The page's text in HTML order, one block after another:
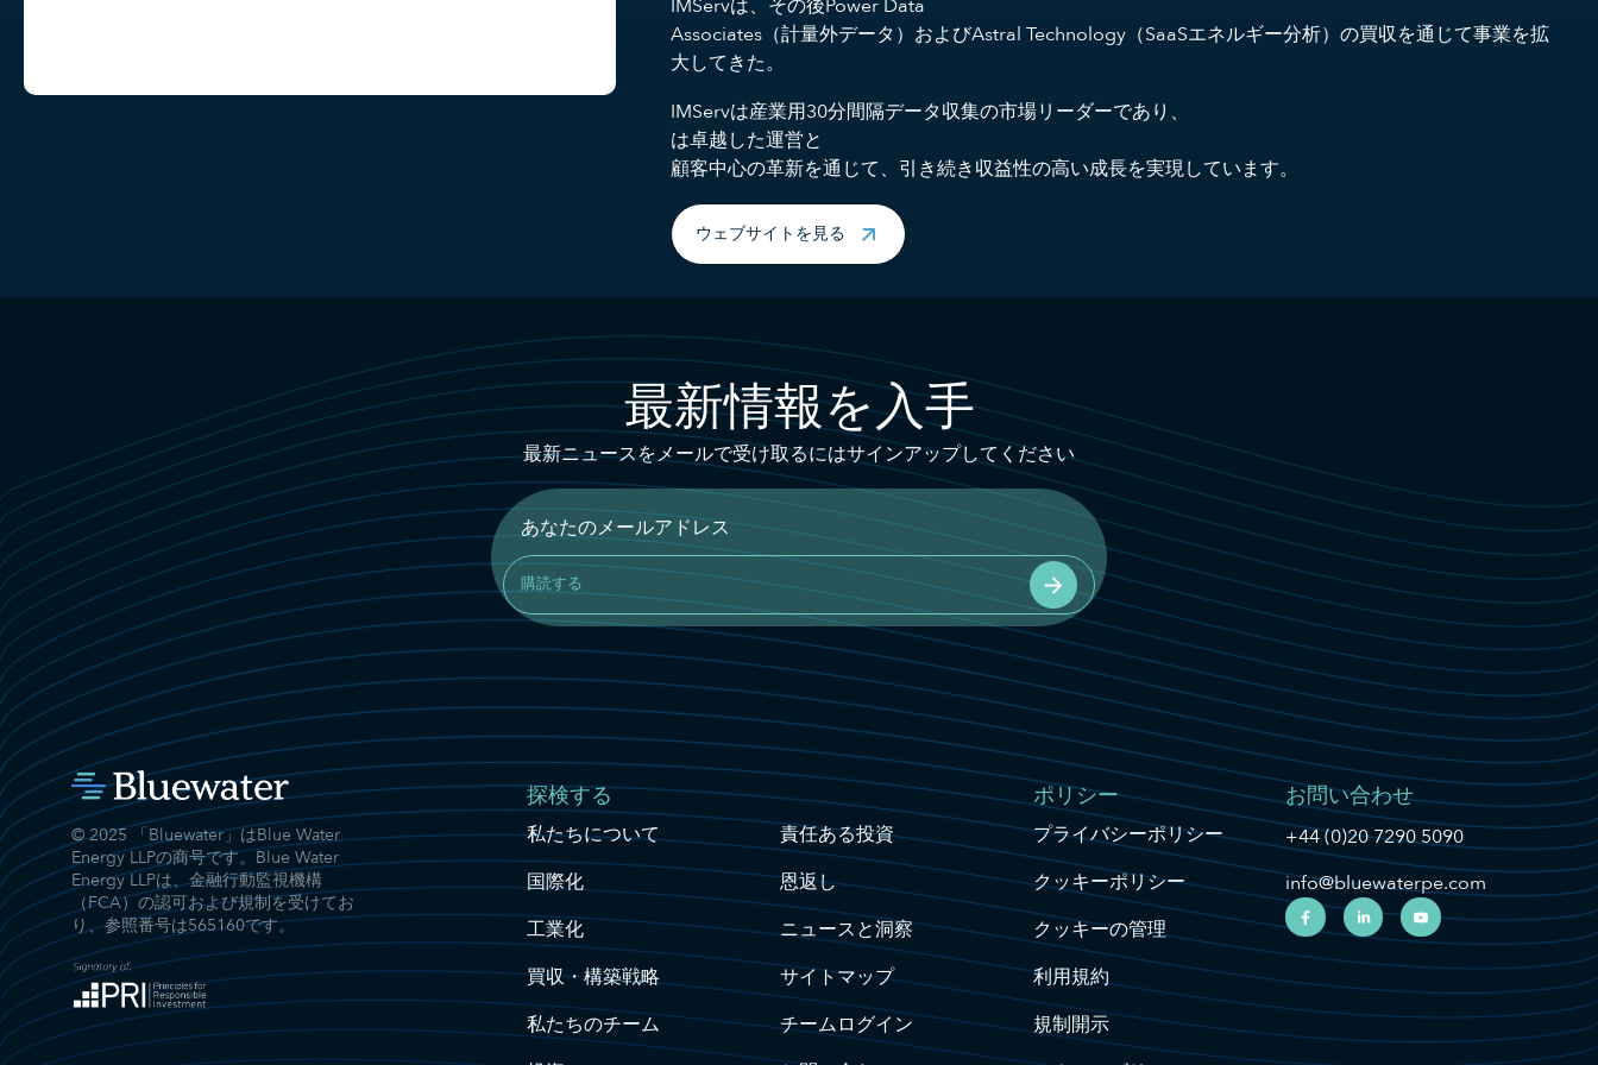
IMServは、その後Power Data
Associates（計量外データ）およびAstral Technology（SaaSエネルギー分析）の買収を通じて事業を拡
大してきた。
IMServは産業用30分間隔データ収集の市場リーダーであり、
は卓越した運営と
顧客中心の革新を通じて、引き続き収益性の高い成長を実現しています。
ウェブサイトを見る
最新情報を入手
最新ニュースをメールで受け取るにはサインアップしてください
購読する
© 2025 「Bluewater」はBlue Water
Energy LLPの商号です。Blue Water
Energy LLPは、金融行動監視機構
（FCA）の認可および規制を受けてお
り、参照番号は565160です。
探検する
私たちについて
国際化
工業化
買収・構築戦略
私たちのチーム
Webサイト
責任ある投資
恩返し
ニュースと洞察
サイトマップ
チームログイン
ポリシー
プライバシーポリシー
クッキーポリシー
クッキーの管理
利用規約
規制開示
お問い合わせ
+44 (0)20 7290 5090
info@bluewaterpe.com